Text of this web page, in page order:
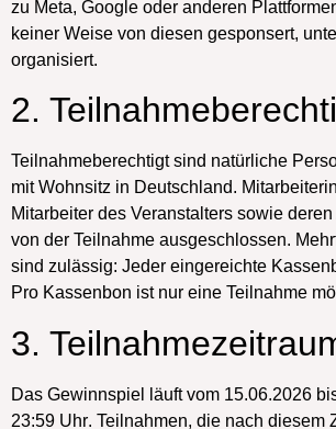
zu Meta, Google oder anderen
keiner Weise von diesen gesponsert,
organisiert.
2.
Teilnahmeberechtigt sind natürliche
mit Wohnsitz in Deutschland.
Mitarbeiter des Veranstalters sowie
von der Teilnahme ausgeschlossen.
sind zulässig: Jeder eingereichte
Pro Kassenbon ist nur eine Teilnahme
3.
Das Gewinnspiel läuft vom 15.06.2026
23:59 Uhr. Teilnahmen, die nach diesem